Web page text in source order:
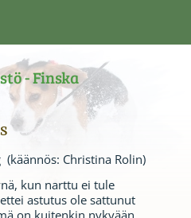
- Finska
Christina Rolin)
kun narttu ei tule
astutus ole sattunut
on kuitenkin nykyään